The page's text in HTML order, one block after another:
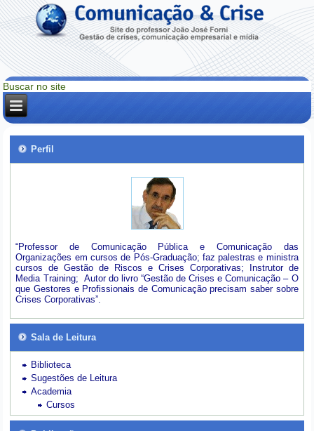
Perfil
“Professor de Comunicação Pública e Comunicação das
Organizações em cursos de Pós-Graduação; faz palestras e ministra
cursos de Gestão de Riscos e Crises Corporativas; Instrutor de
Media Training; Autor do livro “Gestão de Crises e Comunicação – O
que Gestores e Profissionais de Comunicação precisam saber sobre
Crises Corporativas”.
Sala de Leitura
Biblioteca
Sugestões de Leitura
Academia
Cursos